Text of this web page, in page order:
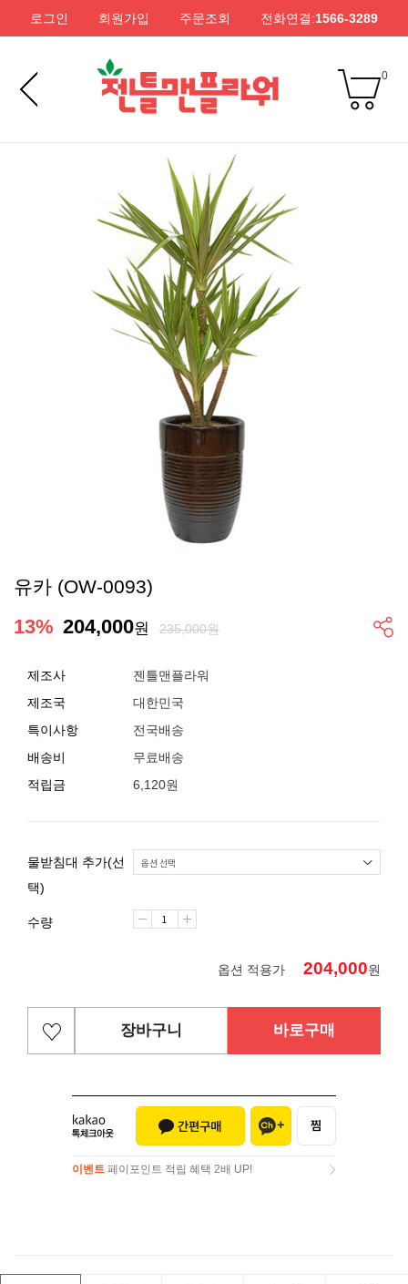
로그인 회원가입 주문조회 전화연결:1566-3289
0
유카 (OW-0093)
13% 204,000원 235,000원
제조사
젠틀맨플라워
제조국
대한민국
특이사항
전국배송
배송비
무료배송
적립금
6,120원
물받침대 추가(선
택)
수량
옵션 적용가 204,000원
장바구니 바로구매
이벤트 페이포인트 적립 혜택 2배 UP!